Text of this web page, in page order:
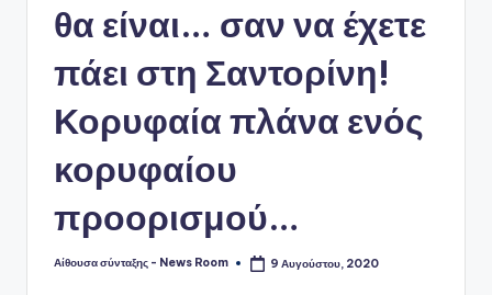
θα είναι… σαν να έχετε
πάει στη Σαντορίνη!
Κορυφαία πλάνα ενός
κορυφαίου
προορισμού…
Συγγραφέας:
Αίθουσα σύνταξης - News Room 9 Αυγούστου, 2020